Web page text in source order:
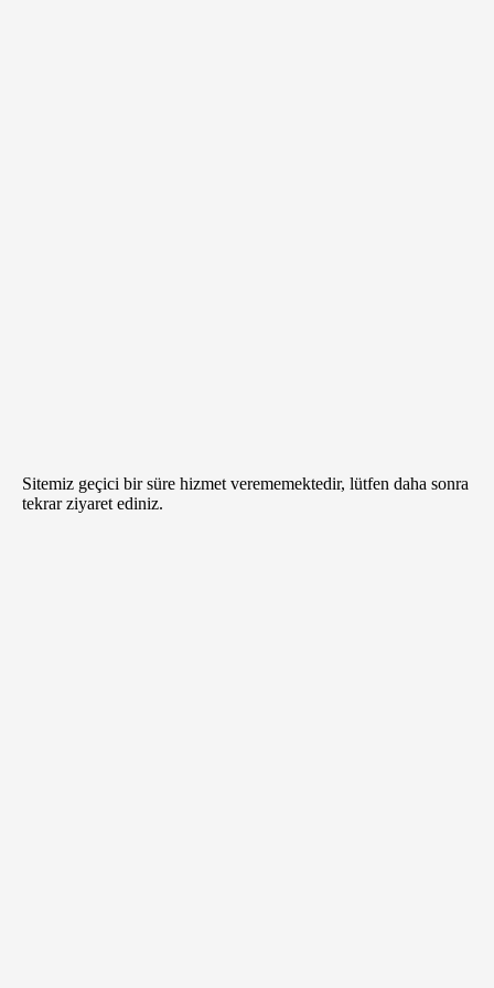
Sitemiz geçici bir süre hizmet verememektedir, lütfen daha sonra
tekrar ziyaret ediniz.